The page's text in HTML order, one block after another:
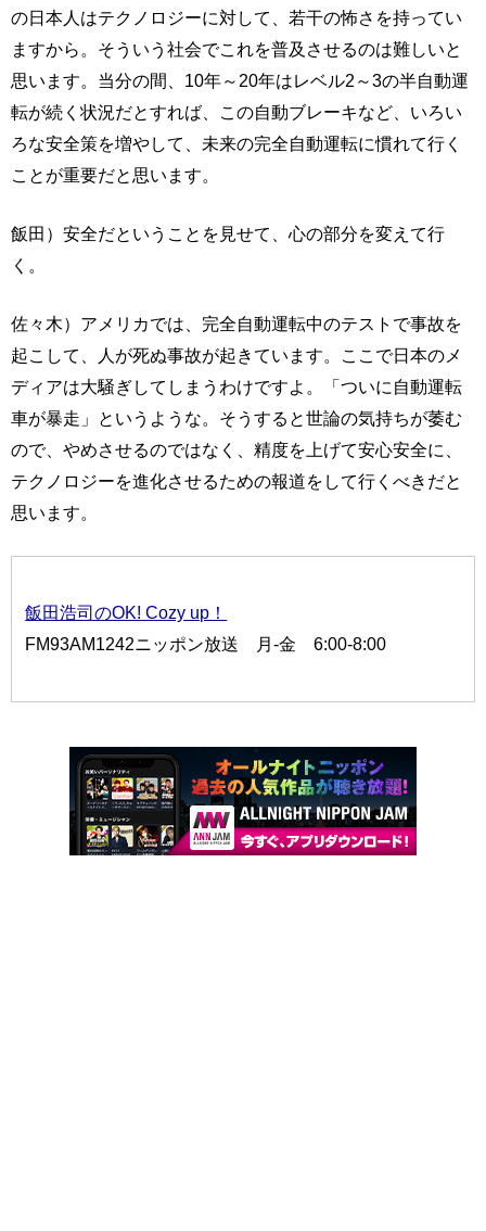
の日本人はテクノロジーに対して、若干の怖さを持ってい
ますから。そういう社会でこれを普及させるのは難しいと
思います。当分の間、10年～20年はレベル2～3の半自動運
転が続く状況だとすれば、この自動ブレーキなど、いろい
ろな安全策を増やして、未来の完全自動運転に慣れて行く
ことが重要だと思います。
飯田）安全だということを見せて、心の部分を変えて行
く。
佐々木）アメリカでは、完全自動運転中のテストで事故を
起こして、人が死ぬ事故が起きています。ここで日本のメ
ディアは大騒ぎしてしまうわけですよ。「ついに自動運転
車が暴走」というような。そうすると世論の気持ちが萎む
ので、やめさせるのではなく、精度を上げて安心安全に、
テクノロジーを進化させるための報道をして行くべきだと
思います。
飯田浩司のOK! Cozy up！
FM93AM1242ニッポン放送 月-金 6:00-8:00